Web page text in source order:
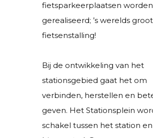
fietsparkeerplaatsen worden
gerealiseerd; ’s werelds
fietsenstalling!
Bij de ontwikkeling van het
stationsgebied gaat het om
verbinden, herstellen en
geven. Het Stationsplein
schakel tussen het station